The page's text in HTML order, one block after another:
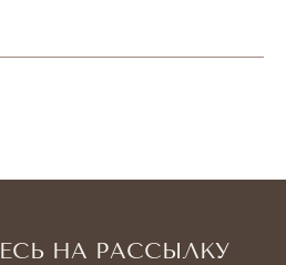
НА РАССЫЛКУ